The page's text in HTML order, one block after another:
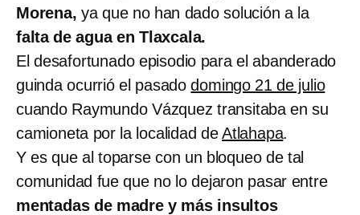
Morena, ya que no han dado solución a la
falta de agua en Tlaxcala.
El desafortunado episodio para el abanderado
guinda ocurrió el pasadodomingo 21 de julio
cuando Raymundo Vázquez transitaba en su
camioneta por la localidad deAtlahapa.
Y es que al toparse con un bloqueo de tal
comunidad fue que no lo dejaron pasar entre
mentadas de madre y más insultos